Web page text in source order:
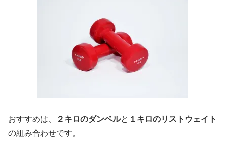
おすすめは、 ２キロのダンベルと １キロのリストウェイト
の組み合わせです。